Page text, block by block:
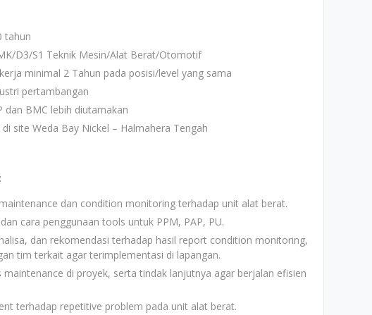
tahun
D3/S1 Teknik Mesin/Alat Berat/Otomotif
minimal 2 Tahun pada posisi/level yang sama
pertambangan
dan BMC lebih diutamakan
site Weda Bay Nickel – Halmahera Tengah
dan condition monitoring terhadap unit alat berat.
cara penggunaan tools untuk PPM, PAP, PU.
dan rekomendasi terhadap hasil report condition monitoring,
tim terkait agar terimplementasi di lapangan.
maintenance di proyek, serta tindak lanjutnya agar berjalan efisien
terhadap repetitive problem pada unit alat berat.